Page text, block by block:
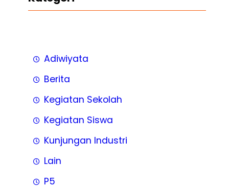
Adiwiyata
Berita
Kegiatan Sekolah
Kegiatan Siswa
Kunjungan Industri
Lain
P5